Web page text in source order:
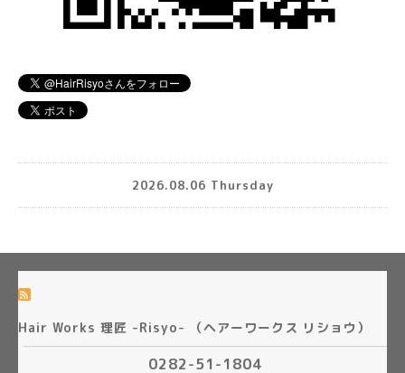
2026.08.06 Thursday
Hair Works 理匠 -Risyo- （ヘアーワークス リショウ）
0282-51-1804